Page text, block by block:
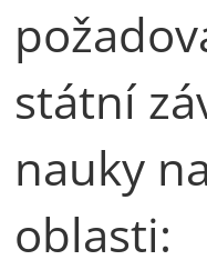
státní
nauky
oblasti: